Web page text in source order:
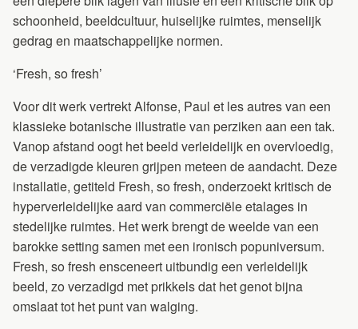
schoonheid, beeldcultuur, huiselijke ruimtes, menselijk
gedrag en maatschappelijke normen.
‘Fresh, so fresh’
Voor dit werk vertrekt Alfonse, Paul et les autres van een
klassieke botanische illustratie van perziken aan een tak.
Vanop afstand oogt het beeld verleidelijk en overvloedig,
de verzadigde kleuren grijpen meteen de aandacht. Deze
installatie, getiteld Fresh, so fresh, onderzoekt kritisch de
hyperverleidelijke aard van commerciële etalages in
stedelijke ruimtes. Het werk brengt de weelde van een
barokke setting samen met een ironisch popuniversum.
Fresh, so fresh ensceneert uitbundig een verleidelijk
beeld, zo verzadigd met prikkels dat het genot bijna
omslaat tot het punt van walging.